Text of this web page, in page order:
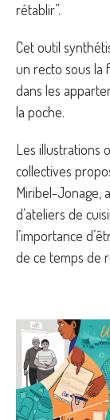
rétablir”.
Cet outil
un recto sous la
dans les
la poche.
Les illustrations
collectives
Miribel-Jonage,
d’ateliers de
l’importance
de ce temps de